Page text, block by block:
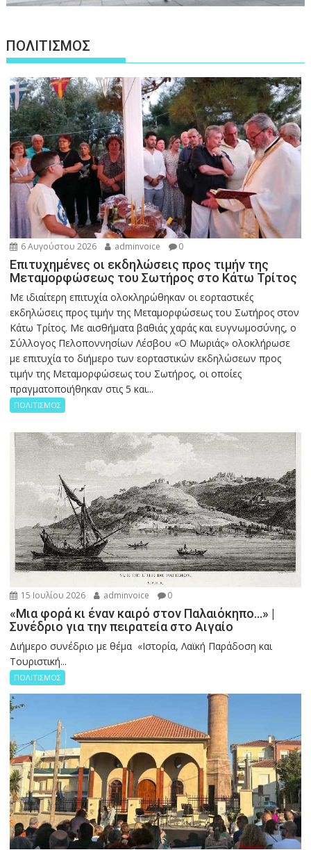
ΠΟΛΙΤΙΣΜΟΣ
6 Αυγούστου 2026 adminvoice 0
Επιτυχημένες οι εκδηλώσεις προς τιμήν της
Μεταμορφώσεως του Σωτήρος στο Κάτω Τρίτος
Με ιδιαίτερη επιτυχία ολοκληρώθηκαν οι εορταστικές
εκδηλώσεις προς τιμήν της Μεταμορφώσεως του Σωτήρος στον
Κάτω Τρίτος. Με αισθήματα βαθιάς χαράς και ευγνωμοσύνης, ο
Σύλλογος Πελοποννησίων Λέσβου «Ο Μωριάς» ολοκλήρωσε
με επιτυχία το διήμερο των εορταστικών εκδηλώσεων προς
τιμήν της Μεταμορφώσεως του Σωτήρος, οι οποίες
πραγματοποιήθηκαν στις 5 και...
ΠΟΛΙΤΙΣΜΟΣ
15 Ιουλίου 2026 adminvoice 0
«Μια φορά κι έναν καιρό στον Παλαιόκηπο…» |
Συνέδριο για την πειρατεία στο Αιγαίο
Διήμερο συνέδριο με θέμα «Ιστορία, Λαϊκή Παράδοση και
Τουριστική...
ΠΟΛΙΤΙΣΜΟΣ